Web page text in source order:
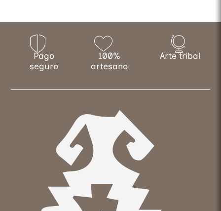
Pago
seguro
100%
artesano
Arte tribal